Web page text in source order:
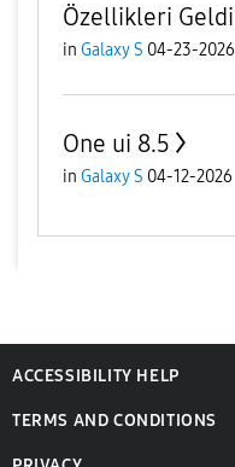
Özellikleri Geldi
in Galaxy S 04-23-2026
One ui 8.5
in Galaxy S 04-12-2026
ACCESSIBILITY HELP
TERMS AND CONDITIONS